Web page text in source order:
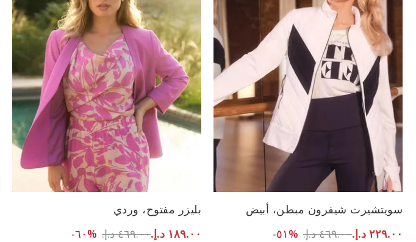
سويتشيرت شيفرون مبطن، أبيض
٢٢٩.٠٠ د.إ.‏
Price reduced from
٤٦٩.٠٠ د.إ.‏ to ٢٢٩.٠٠ د.إ.‏%٥١-
بليزر مفتوح، وردي
١٨٩.٠٠ د.إ.‏ Price reduced from
٤٦٩.٠٠ د.إ.‏ to ١٨٩.٠٠ د.إ.‏%٦٠-